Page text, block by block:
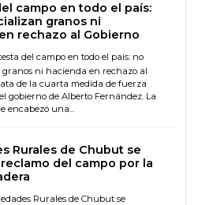
campo en todo el país:
granos ni
rechazo al Gobierno
del campo en todo el país: no
ni hacienda en rechazo al
de la cuarta medida de fuerza
gobierno de Alberto Fernández. La
encabezó una...
Rurales de Chubut se
del campo por la
Rurales de Chubut se